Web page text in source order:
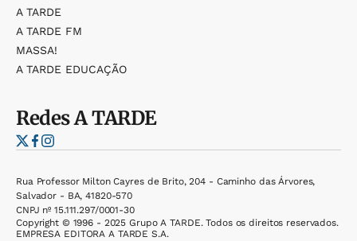
A TARDE
A TARDE FM
MASSA!
A TARDE EDUCAÇÃO
RedesA TARDE
Rua Professor Milton Cayres de Brito, 204 - Caminho das Árvores,
Salvador - BA, 41820-570
CNPJ nº 15.111.297/0001-30
Copyright © 1996 - 2025 Grupo A TARDE. Todos os direitos reservados.
EMPRESA EDITORA A TARDE S.A.